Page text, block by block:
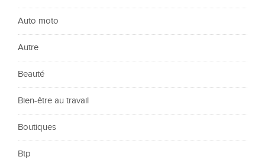
Auto moto
Autre
Beauté
Bien-être au travail
Boutiques
Btp